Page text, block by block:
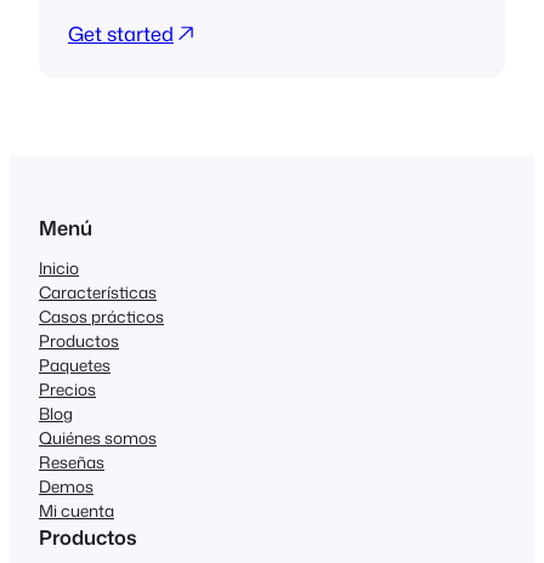
Get started
Menú
Inicio
Características
Casos prácticos
Productos
Paquetes
Precios
Blog
Quiénes somos
Reseñas
Demos
Mi cuenta
Productos